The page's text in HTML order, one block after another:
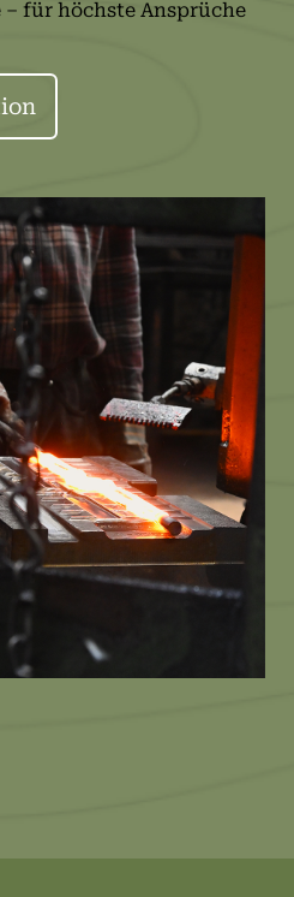
für höchste Ansprüche